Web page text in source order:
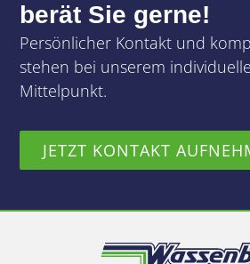
berät Sie gerne!
Persönlicher Kontakt und
stehen bei unserem
Mittelpunkt.
JETZT KONTAKT